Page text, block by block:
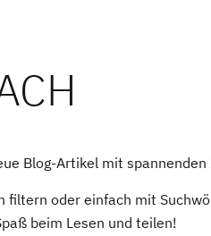
Blog-Artikel mit
filtern oder einfach mit
beim Lesen und teilen!